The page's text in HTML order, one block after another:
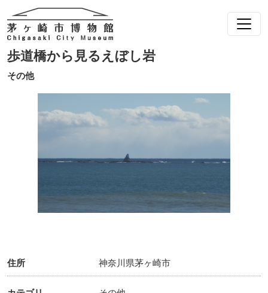
歩道橋から見るえぼし岩
その他
住所 神奈川県茅ヶ崎市